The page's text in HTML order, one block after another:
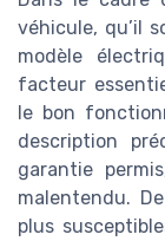
véhicule, qu’il
modèle
facteur
le bon
description
garantie
malentendu.
plus